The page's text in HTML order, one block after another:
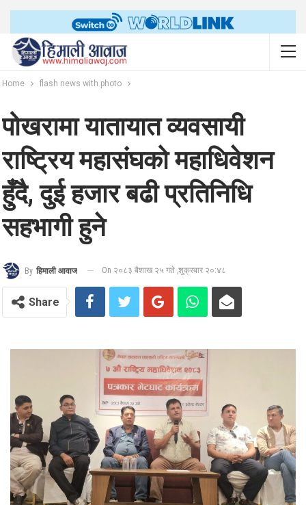
Home flash news with photo
पोखरामा यातायात व्यवसायी
राष्ट्रिय महासंघको महाधिवेशन
हुँदै, दुई हजार बढी प्रतिनिधि
सहभागी हुने
By हिमाली आवाज On २०८३ बैशाख २५ गते ,शुक्रबार २०:४८
Share